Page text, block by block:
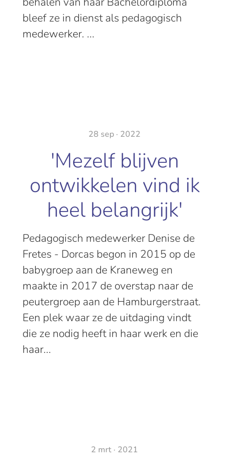
bleef ze in dienst als pedagogisch
medewerker. ...
28 sep · 2022
'Mezelf blijven
ontwikkelen vind ik
heel belangrijk'
Pedagogisch medewerker Denise de
Fretes - Dorcas begon in 2015 op de
babygroep aan de Kraneweg en
maakte in 2017 de overstap naar de
peutergroep aan de Hamburgerstraat.
Een plek waar ze de uitdaging vindt
die ze nodig heeft in haar werk en die
haar...
2 mrt · 2021